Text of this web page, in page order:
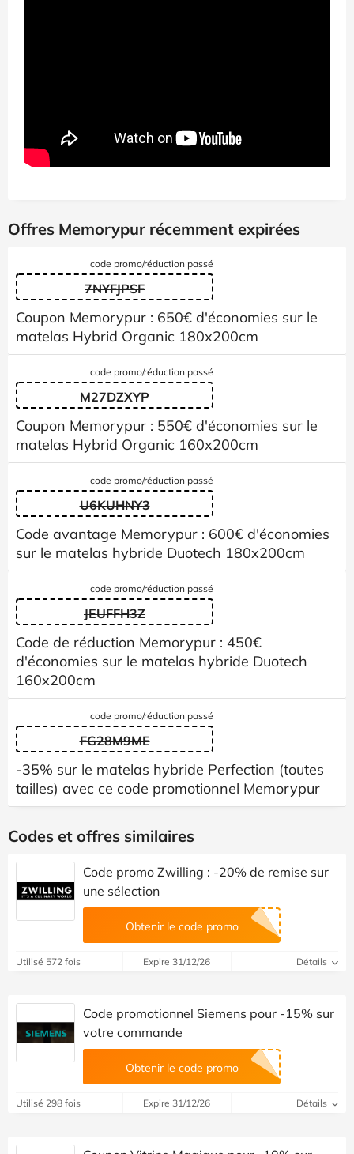
Offres Memorypur récemment expirées
code promo/réduction passé
7NYFJPSF
Coupon Memorypur : 650€ d'économies sur le
matelas Hybrid Organic 180x200cm
code promo/réduction passé
M27DZXYP
Coupon Memorypur : 550€ d'économies sur le
matelas Hybrid Organic 160x200cm
code promo/réduction passé
U6KUHNY3
Code avantage Memorypur : 600€ d'économies
sur le matelas hybride Duotech 180x200cm
code promo/réduction passé
JEUFFH3Z
Code de réduction Memorypur : 450€
d'économies sur le matelas hybride Duotech
160x200cm
code promo/réduction passé
FG28M9ME
-35% sur le matelas hybride Perfection (toutes
tailles) avec ce code promotionnel Memorypur
Codes et offres similaires
Code promo Zwilling : -20% de remise sur
une sélection
Obtenir le code promo
Utilisé 572 fois Expire 31/12/26 Détails
Code promotionnel Siemens pour -15% sur
votre commande
Obtenir le code promo
Utilisé 298 fois Expire 31/12/26 Détails